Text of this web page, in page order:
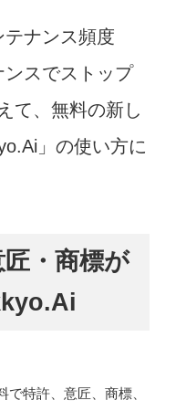
ナンス頻度
ンスでストップ
て、無料の新し
」の使い方に
・商標が
特許、意匠、商標、